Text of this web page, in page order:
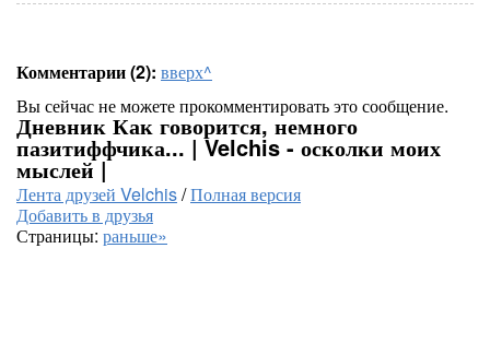
Комментарии (2): вверх^
Вы сейчас не можете прокомментировать это сообщение.
Дневник Как говорится, немного
пазитиффчика... | Velchis - осколки моих
мыслей |
Лента друзей Velchis/Полная версия
Добавить в друзья
Страницы: раньше»